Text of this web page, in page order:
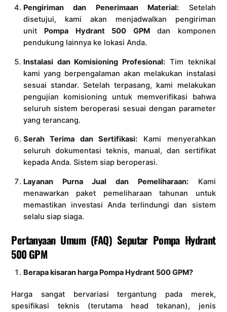
Pengiriman dan Penerimaan Material: Setelah
disetujui, kami akan menjadwalkan pengiriman
unit Pompa Hydrant 500 GPMdan komponen
pendukung lainnya ke lokasi Anda.
Instalasi dan Komisioning Profesional: Tim teknikal
kami yang berpengalaman akan melakukan instalasi
sesuai standar. Setelah terpasang, kami melakukan
pengujian komisioning untuk memverifikasi bahwa
seluruh sistem beroperasi sesuai dengan parameter
yang terancang.
Serah Terima dan Sertifikasi: Kami menyerahkan
seluruh dokumentasi teknis, manual, dan sertifikat
kepada Anda. Sistem siap beroperasi.
Layanan Purna Jual dan Pemeliharaan:Kami
menawarkan paket pemeliharaan tahunan untuk
memastikan investasi Anda terlindungi dan sistem
selalu siap siaga.
Pertanyaan Umum (FAQ) Seputar Pompa Hydrant
500 GPM
Berapa kisaran harga Pompa Hydrant 500 GPM?
Harga sangat bervariasi tergantung pada merek,
spesifikasi teknis (terutama head tekanan), jenis